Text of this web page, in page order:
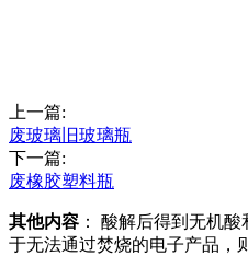
上一篇:
废玻璃旧玻璃瓶
下一篇:
废橡胶塑料瓶
其他内容 ： 酸解后得到无机
于无法通过焚烧的电子产品，